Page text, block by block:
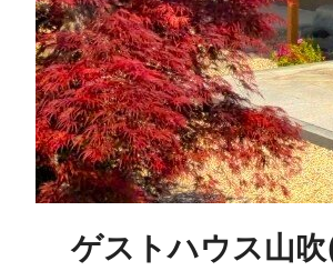
ゲストハウス山